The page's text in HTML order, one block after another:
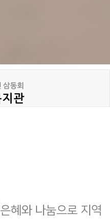
은혜와 나눔으로 지역